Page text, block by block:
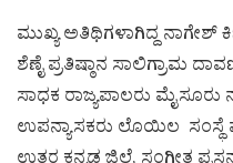
ಮುಖ್ಯ ಅತಿಥಿಗಳಾಗಿದ್ದ ನಾಗೇಶ್
ಶೆಣೈ ಪ್ರತಿಷ್ಠಾನ ಸಾಲಿಗ್ರಾಮ
ಸಾಧಕ ರಾಜ್ಯಪಾಲರು ಮೈಸೂರು
ಉಪನ್ಯಾಸಕರು ಲೊಯಿಲ